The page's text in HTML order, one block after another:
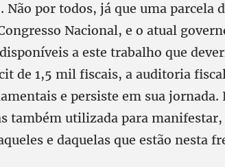
Não por todos, já que uma parcela
Nacional, e o atual
a este trabalho que
de 1,5 mil fiscais, a auditoria
e persiste em sua jornada.
também utilizada para manifestar,
e daquelas que estão nesta